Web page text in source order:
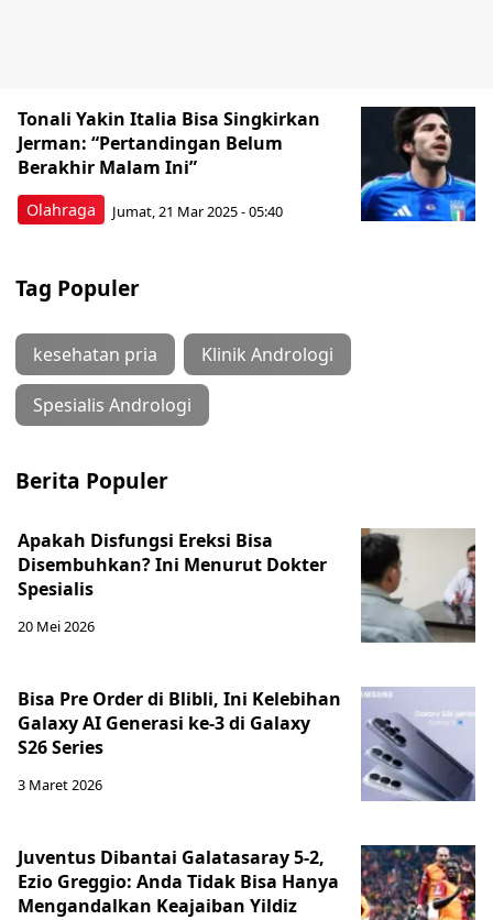
Olahraga
Tonali Yakin Italia Bisa Singkirkan
Jerman: “Pertandingan Belum
Berakhir Malam Ini”
Jumat, 21 Mar 2025 - 05:40
Tag Populer
kesehatan pria Klinik Andrologi
Spesialis Andrologi
Berita Populer
Apakah Disfungsi Ereksi Bisa
Disembuhkan? Ini Menurut Dokter
Spesialis
20 Mei 2026
Bisa Pre Order di Blibli, Ini Kelebihan
Galaxy AI Generasi ke-3 di Galaxy
S26 Series
3 Maret 2026
Juventus Dibantai Galatasaray 5-2,
Ezio Greggio: Anda Tidak Bisa Hanya
Mengandalkan Keajaiban Yildiz